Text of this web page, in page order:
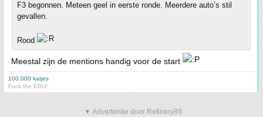
F3 begonnen. Meteen geel in eerste ronde. Meerdere auto’s stil
gevallen.
Rood
Meestal zijn de mentions handig voor de start
100.000 katjes
Fuck the EBU!
▼ Advertentie door Refinery89